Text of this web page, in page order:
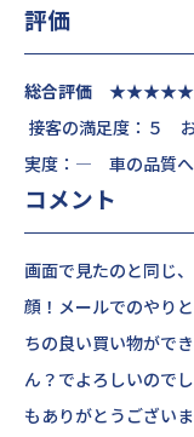
評価
総合評価 ★★★★★
接客の満足度：５
実度：― 車の品質へ
コメント
画面で見たのと同じ
顔！メールでのやり
ちの良い買い物がで
ん？でよろしいので
もありがとうござい